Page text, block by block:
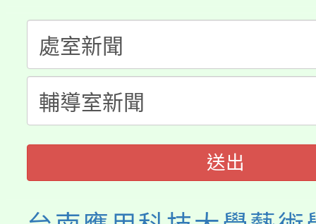
生本土語及新住民語歌
公告本校115學年度第
代理(課)教師甄選結果(
公告本校115學年度第
代理(課)教師甄選結果(
轉知中國文化大學推廣
《TA101》溝通分析基
程，歡迎學生輔導中心
心理、諮商輔導、社會
送出